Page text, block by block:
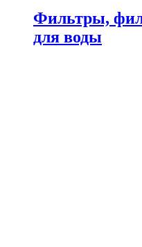
Фильтры,
для воды